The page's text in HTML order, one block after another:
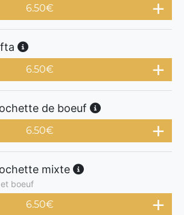
6.50€
6.50€
de boeuf
6.50€
mixte
boeuf
6.50€